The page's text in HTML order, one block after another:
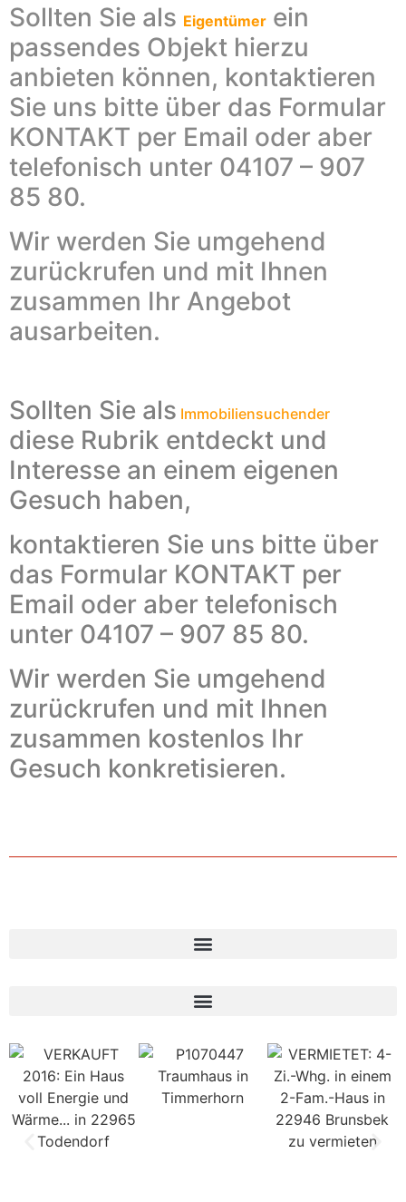
Sollten Sie als Eigentümer ein
passendes Objekt hierzu
anbieten können, kontaktieren
Sie uns bitte über das Formular
KONTAKT per Email oder aber
telefonisch unter 04107 – 907
85 80.
Wir werden Sie umgehend
zurückrufen und mit Ihnen
zusammen Ihr Angebot
ausarbeiten.
Sollten Sie als Immobiliensuchender
diese Rubrik entdeckt und
Interesse an einem eigenen
Gesuch haben,
kontaktieren Sie uns bitte über
das Formular KONTAKT per
Email oder aber telefonisch
unter 04107 – 907 85 80.
Wir werden Sie umgehend
zurückrufen und mit Ihnen
zusammen kostenlos Ihr
Gesuch konkretisieren.